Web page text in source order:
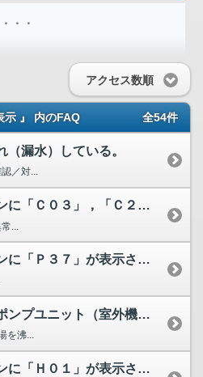
・・
アクセス数順
示 』 内のFAQ 全54件
漏水）している。
／対...
（エラー表示）リモコンに「Ｃ０３」，「Ｃ２０」，「Ｃ２１」...
...
（エラー表示）リモコンに「Ｐ３７」が表示されています。
エコキュートのヒートポンプユニット（室外機）から水が漏れる...
を沸...
（エラー表示）リモコンに「Ｈ０１」が表示されています。